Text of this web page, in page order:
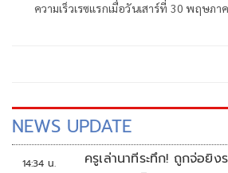
ความเร็วเรซแรกเมื่อวันเสาร์ที่ 30 พฤษภ
NEWS UPDATE
14:34 น.
ครูเล่านาทีระทึก! ถูกจ่อยิง